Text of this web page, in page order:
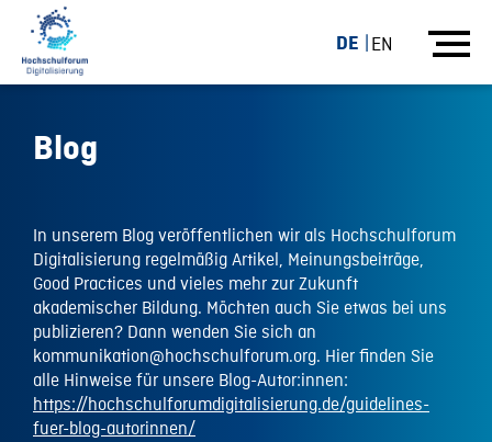
DE EN
Blog
In unserem Blog veröffentlichen wir als Hochschulforum
Digitalisierung regelmäßig Artikel, Meinungsbeiträge,
Good Practices und vieles mehr zur Zukunft
akademischer Bildung. Möchten auch Sie etwas bei uns
publizieren? Dann wenden Sie sich an
kommunikation@hochschulforum.org. Hier finden Sie
alle Hinweise für unsere Blog-Autor:innen:
https://hochschulforumdigitalisierung.de/guidelines-
fuer-blog-autorinnen/